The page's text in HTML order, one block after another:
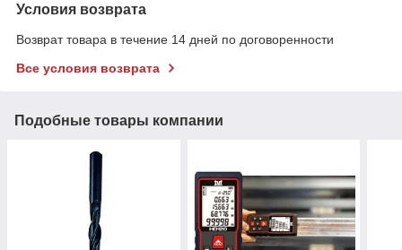
Условия возврата
Возврат товара в течение 14 дней по договоренности
Все условия возврата
Подобные товары компании